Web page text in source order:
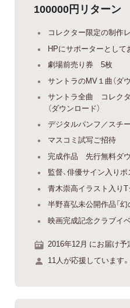
100000円リターン
コレクター限定の制作
HPにサポーターとして
劇場前売り券 5枚
サントラのMV１曲（ダ
サントラ全曲 コレク
（ダウンロード）
デジタルパンフ／スチー
マスコミ試写ご招待
完成作品 先行無料ダ
監督、俳優サイン入り
青木崇高イラスト入りT
半野喜弘未公開作品「
映画完成記念クラブイ
2016年12月 にお届け予
11人が応援しています。